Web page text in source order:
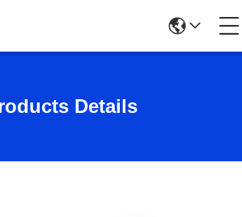
Details